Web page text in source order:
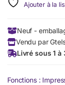
Ajouter à la
Neuf -
Vendu par
Livré sous 1 à
Fonctions :